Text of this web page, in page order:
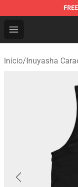
FREE
Open menu
Inuyasha
Início/Inuyasha